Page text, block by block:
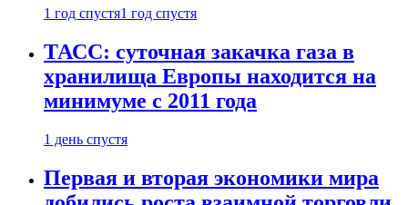
1 год спустя1 год спустя
ТАСС: суточная закачка газа в
хранилища Европы находится на
минимуме с 2011 года
1 день спустя
Первая и вторая экономики мира